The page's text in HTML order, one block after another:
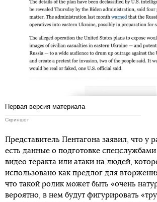
Первая версия материала
Скриншот
Представитель Пентагона заявил, что у
есть данные о подготовке
видео теракта или атаки на людей,
использовано как предлог для
что такой ролик может быть «очень
вероятно, в нем будут фигурировать